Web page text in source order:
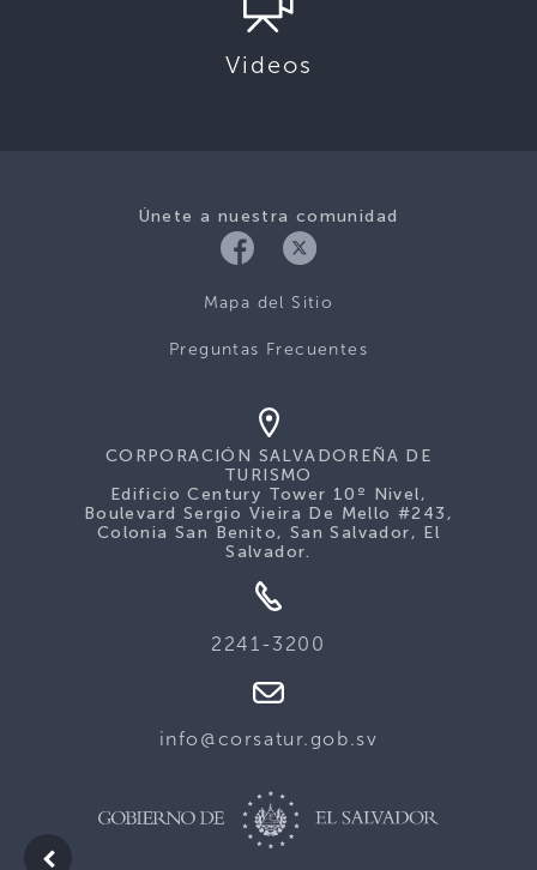
Videos
Únete a nuestra comunidad
Mapa del Sitio
Preguntas Frecuentes
CORPORACIÓN SALVADOREÑA DE
TURISMO
Edificio Century Tower 10º Nivel,
Boulevard Sergio Vieira De Mello #243,
Colonia San Benito, San Salvador, El
Salvador.
2241-3200
info@corsatur.gob.sv